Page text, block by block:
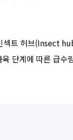
섹트 허브(Insect
단계에 따른 급수